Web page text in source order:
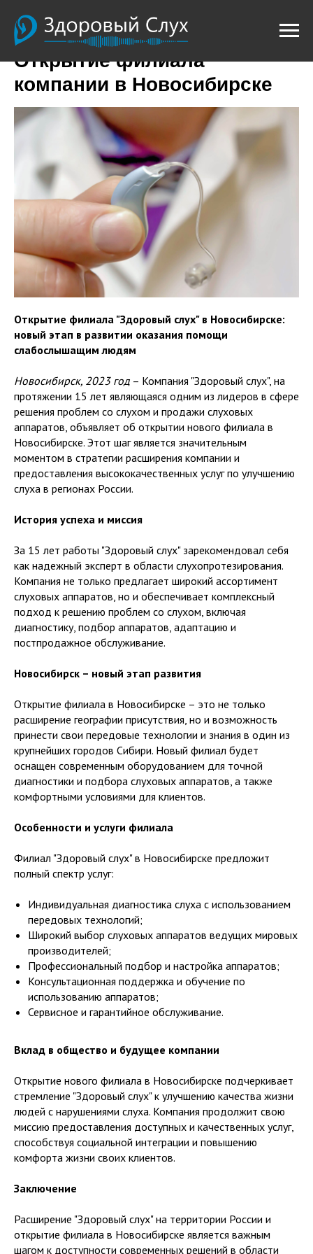
Открытие филиала
компании в Новосибирске
Открытие филиала "Здоровый слух" в Новосибирске:
новый этап в развитии оказания помощи
слабослышащим людям
Новосибирск, 2023 год – Компания "Здоровый слух", на
протяжении 15 лет являющаяся одним из лидеров в сфере
решения проблем со слухом и продажи слуховых
аппаратов, объявляет об открытии нового филиала в
Новосибирске. Этот шаг является значительным
моментом в стратегии расширения компании и
предоставления высококачественных услуг по улучшению
слуха в регионах России.
История успеха и миссия
За 15 лет работы "Здоровый слух" зарекомендовал себя
как надежный эксперт в области слухопротезирования.
Компания не только предлагает широкий ассортимент
слуховых аппаратов, но и обеспечивает комплексный
подход к решению проблем со слухом, включая
диагностику, подбор аппаратов, адаптацию и
постпродажное обслуживание.
Новосибирск – новый этап развития
Открытие филиала в Новосибирске – это не только
расширение географии присутствия, но и возможность
принести свои передовые технологии и знания в один из
крупнейших городов Сибири. Новый филиал будет
оснащен современным оборудованием для точной
диагностики и подбора слуховых аппаратов, а также
комфортными условиями для клиентов.
Особенности и услуги филиала
Филиал "Здоровый слух" в Новосибирске предложит
полный спектр услуг:
Индивидуальная диагностика слуха с использованием
передовых технологий;
Широкий выбор слуховых аппаратов ведущих мировых
производителей;
Профессиональный подбор и настройка аппаратов;
Консультационная поддержка и обучение по
использованию аппаратов;
Сервисное и гарантийное обслуживание.
Вклад в общество и будущее компании
Открытие нового филиала в Новосибирске подчеркивает
стремление "Здоровый слух" к улучшению качества жизни
людей с нарушениями слуха. Компания продолжит свою
миссию предоставления доступных и качественных услуг,
способствуя социальной интеграции и повышению
комфорта жизни своих клиентов.
Заключение
Расширение "Здоровый слух" на территории России и
открытие филиала в Новосибирске является важным
шагом к доступности современных решений в области